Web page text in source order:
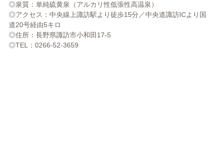
◎泉質：単純硫黄泉（アルカリ性低張性高温泉）
◎アクセス：中央線上諏訪駅より徒歩15分／中央道諏訪ICより国
道20号経由5キロ
◎住所：長野県諏訪市小和田17-5
◎TEL：0266-52-3659